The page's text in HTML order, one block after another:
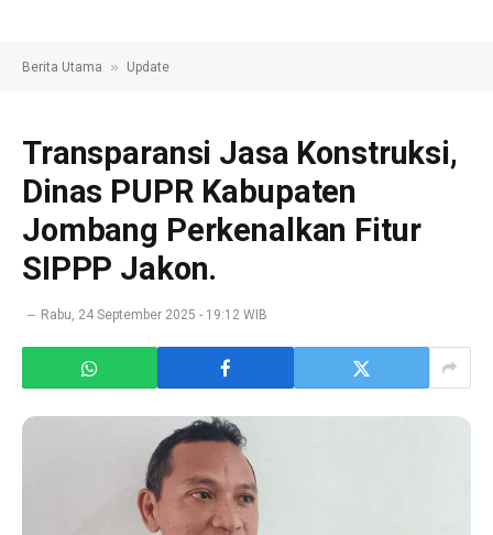
Berita Utama » Update
Transparansi Jasa Konstruksi,
Dinas PUPR Kabupaten
Jombang Perkenalkan Fitur
SIPPP Jakon.
Rabu, 24 September 2025 - 19:12 WIB